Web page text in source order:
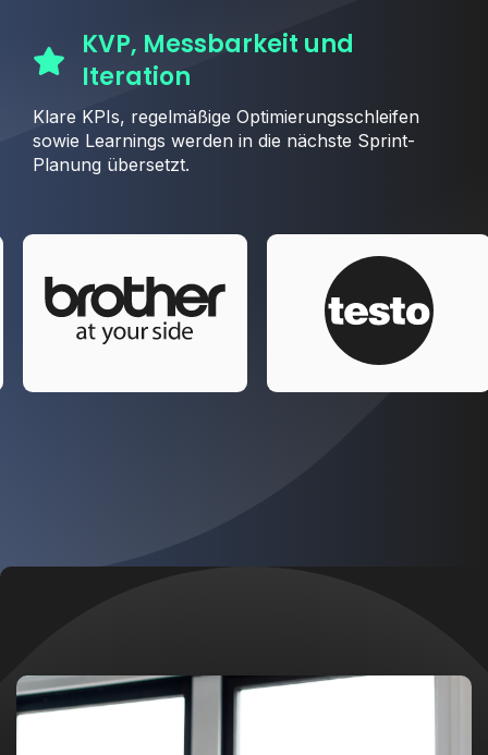
KVP, Messbarkeit und
Iteration
Klare KPIs, regelmäßige Optimierungsschleifen
sowie Learnings werden in die nächste Sprint-
Planung übersetzt.